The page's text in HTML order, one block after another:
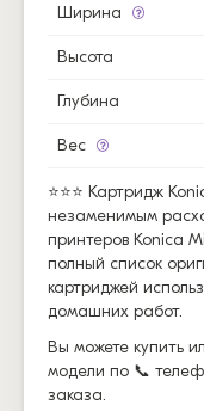
Ширина
Высота
Глубина
Вес
⭐⭐⭐ Картридж
незаменимым
принтеров Konica
полный список
картриджей
домашних работ.
Вы можете купить
модели по 📞
заказа.